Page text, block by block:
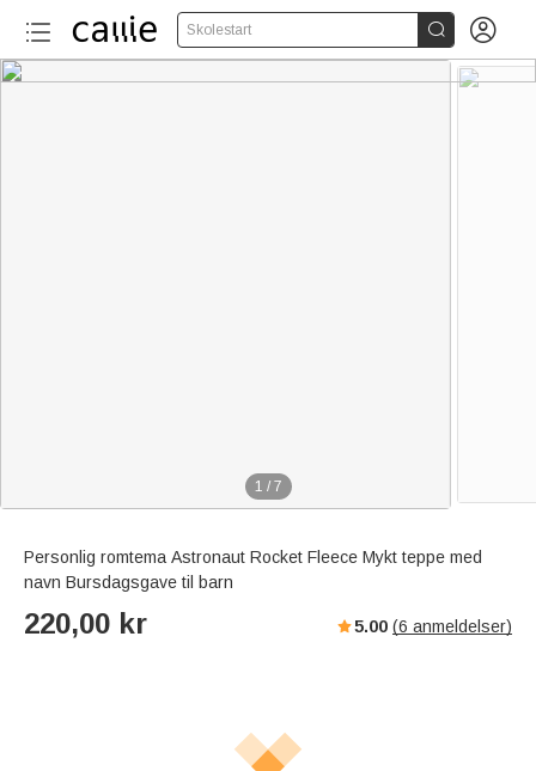
Skolestart  
1 / 7
Personlig romtema Astronaut Rocket Fleece Mykt teppe med
navn Bursdagsgave til barn
220,00 kr 5.00 (6 anmeldelser)